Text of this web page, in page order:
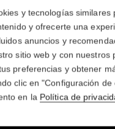
brillante con un total de
de cada pieza pueden
y tecnologías similares
y ofrecerte una
anuncios y
sitio web y con nuestros
preferencias y obtener
clic en "Configuración de
en la Política de